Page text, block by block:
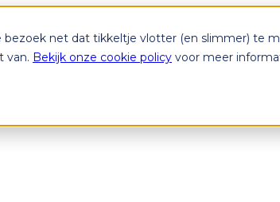
net dat tikkeltje vlotter (en slimmer) te
van. Bekijk onze cookie policy voor meer